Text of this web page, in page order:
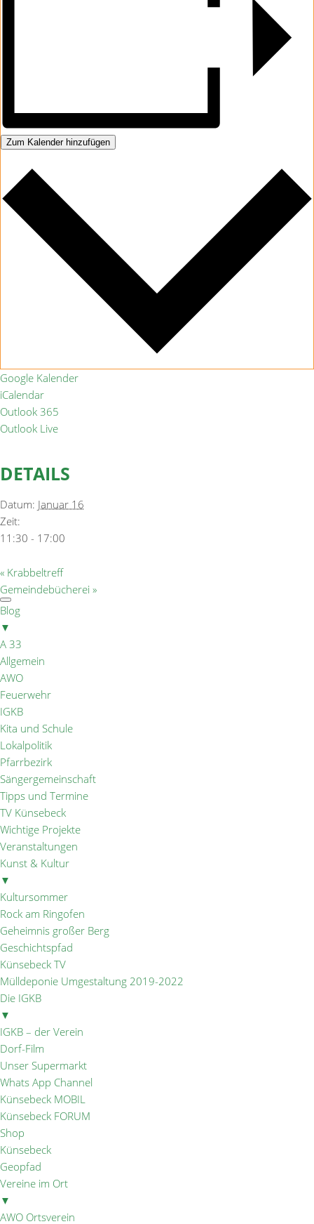
Zum Kalender hinzufügen
Google Kalender
iCalendar
Outlook 365
Outlook Live
DETAILS
Datum: Januar 16
Zeit:
11:30 - 17:00
« Krabbeltreff
Gemeindebücherei »
Blog
▼
A 33
Allgemein
AWO
Feuerwehr
IGKB
Kita und Schule
Lokalpolitik
Pfarrbezirk
Sängergemeinschaft
Tipps und Termine
TV Künsebeck
Wichtige Projekte
Veranstaltungen
Kunst & Kultur
▼
Kultursommer
Rock am Ringofen
Geheimnis großer Berg
Geschichtspfad
Künsebeck TV
Mülldeponie Umgestaltung 2019-2022
Die IGKB
▼
IGKB – der Verein
Dorf-Film
Unser Supermarkt
Whats App Channel
Künsebeck MOBIL
Künsebeck FORUM
Shop
Künsebeck
Geopfad
Vereine im Ort
▼
AWO Ortsverein